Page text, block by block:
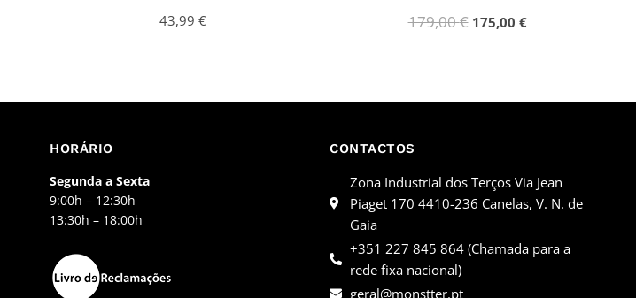
43,99 € 179,00€ 175,00 €
HORÁRIO
Segunda a Sexta
9:00h – 12:30h
13:30h – 18:00h
CONTACTOS
Zona Industrial dos Terços Via Jean
Piaget 170 4410-236 Canelas, V. N. de
Gaia
+351 227 845 864 (Chamada para a
rede fixa nacional)
geral@monstter.pt